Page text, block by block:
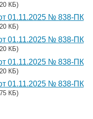
КБ)
01.11.2025 № 838-ПК
КБ)
01.11.2025 № 838-ПК
КБ)
01.11.2025 № 838-ПК
КБ)
01.11.2025 № 838-ПК
КБ)